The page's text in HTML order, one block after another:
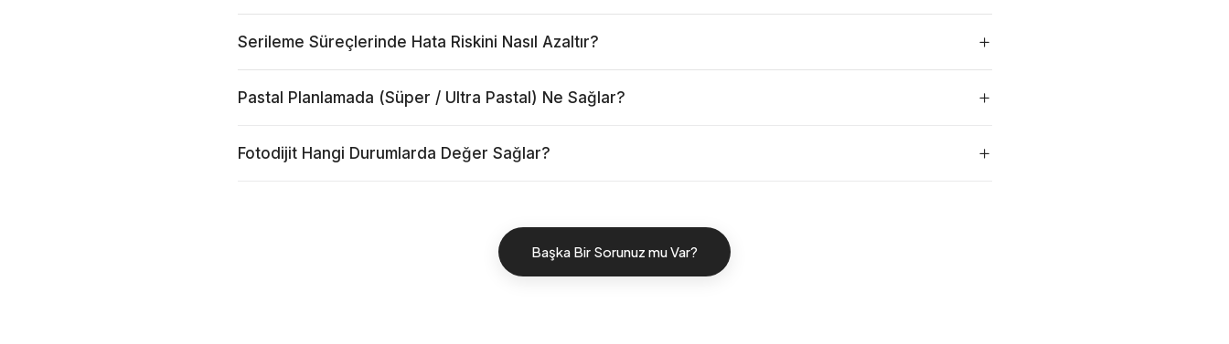
Serileme Süreçlerinde Hata Riskini Nasıl Azaltır?
Pastal Planlamada (Süper / Ultra Pastal) Ne Sağlar?
Fotodijit Hangi Durumlarda Değer Sağlar?
Başka Bir Sorunuz mu Var?